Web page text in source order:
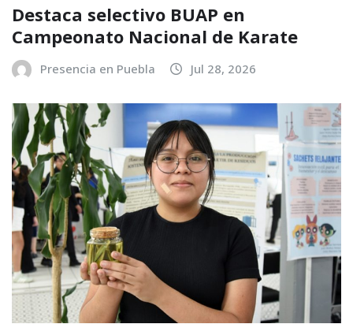
Destaca selectivo BUAP en
Campeonato Nacional de Karate
Presencia en Puebla Jul 28, 2026